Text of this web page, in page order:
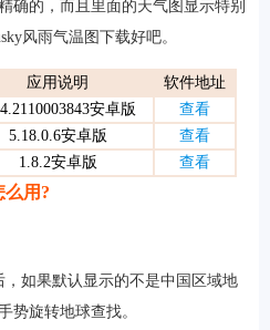
确的，而且里面的天气图显示特别
风雨气温图下载好吧。
应用说明
软件地址
安卓版
查看
5.18.0.6安卓版
查看
1.8.2安卓版 查看
么用?
，如果默认显示的不是中国区域地
势旋转地球查找。